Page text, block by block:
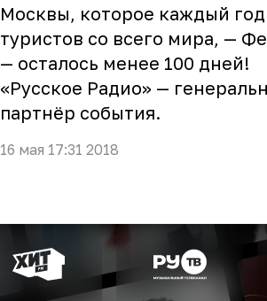
Москвы, которое каждый
туристов со всего мира, —
— осталось менее 100 дней!
«Русское Радио» —
партнёр события.
16 мая 17:31 2018